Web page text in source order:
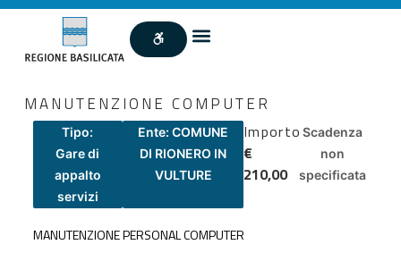
MANUTENZIONE COMPUTER
Tipo:
Gare di
appalto
servizi
Ente: COMUNE
DI RIONERO IN
VULTURE
Importo
€
210,00
Scadenza
non
specificata
MANUTENZIONE PERSONAL COMPUTER